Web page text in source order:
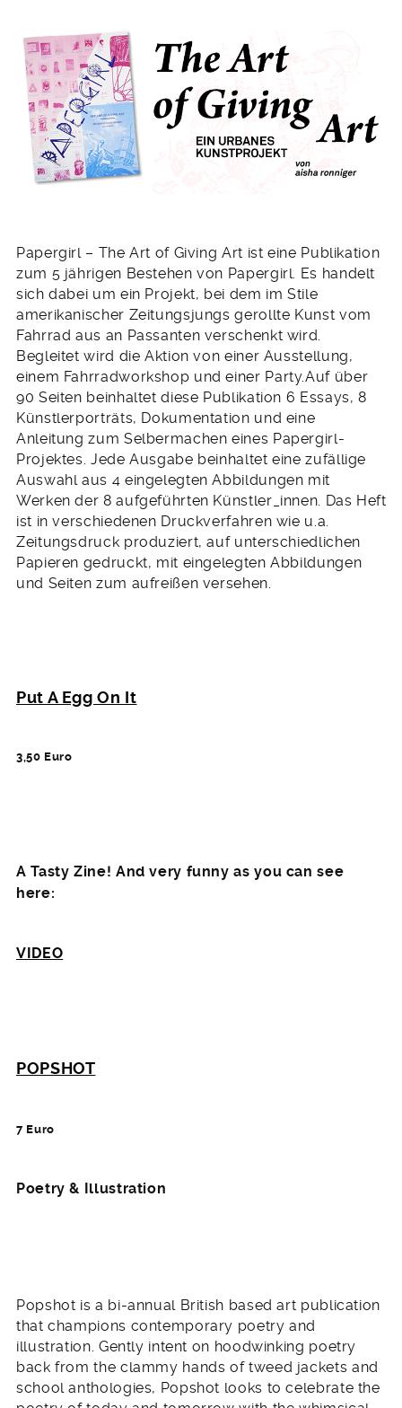
Papergirl – The Art of Giving Art ist eine Publikation
zum 5 jährigen Bestehen von Papergirl. Es handelt
sich dabei um ein Projekt, bei dem im Stile
amerikanischer Zeitungsjungs gerollte Kunst vom
Fahrrad aus an Passanten verschenkt wird.
Begleitet wird die Aktion von einer Ausstellung,
einem Fahrradworkshop und einer Party.Auf über
90 Seiten beinhaltet diese Publikation 6 Essays, 8
Künstlerporträts, Dokumentation und eine
Anleitung zum Selbermachen eines Papergirl-
Projektes. Jede Ausgabe beinhaltet eine zufällige
Auswahl aus 4 eingelegten Abbildungen mit
Werken der 8 aufgeführten Künstler_innen. Das Heft
ist in verschiedenen Druckverfahren wie u.a.
Zeitungsdruck produziert, auf unterschiedlichen
Papieren gedruckt, mit eingelegten Abbildungen
und Seiten zum aufreißen versehen.
Put A Egg On It
3,50 Euro
A Tasty Zine! And very funny as you can see
here:
VIDEO
POPSHOT
7 Euro
Poetry & Illustration
Popshot is a bi-annual British based art publication
that champions contemporary poetry and
illustration. Gently intent on hoodwinking poetry
back from the clammy hands of tweed jackets and
school anthologies, Popshot looks to celebrate the